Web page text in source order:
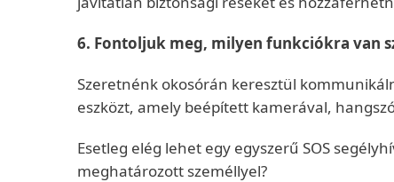
6. Fontoljuk meg, milyen funkciókra van
Szeretnénk okosórán keresztül
eszközt, amely beépített kamerával,
Esetleg elég lehet egy egyszerű SOS
meghatározott személlyel?